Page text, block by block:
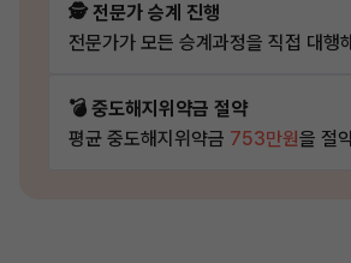
🕵️ 전문가 승계 진행
전문가가 모든 승계과정을 직접 대행
💣 중도해지위약금 절약
평균 중도해지위약금 753만원을 절